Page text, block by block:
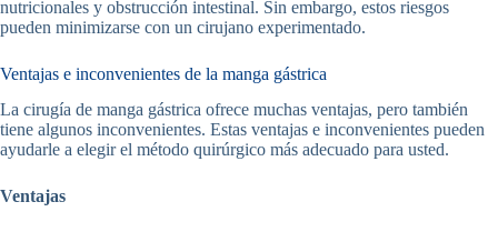
nutricionales y obstrucción intestinal. Sin embargo, estos riesgos
pueden minimizarse con un cirujano experimentado.
Ventajas e inconvenientes de la manga gástrica
La cirugía de manga gástrica ofrece muchas ventajas, pero también
tiene algunos inconvenientes. Estas ventajas e inconvenientes pueden
ayudarle a elegir el método quirúrgico más adecuado para usted.
Ventajas